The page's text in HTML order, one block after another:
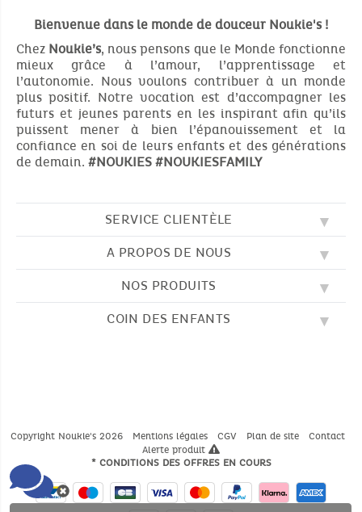
Bienvenue dans le monde de douceur Noukie's !
Chez Noukie’s, nous pensons que le Monde fonctionne
mieux grâce à l’amour, l’apprentissage et
l’autonomie. Nous voulons contribuer à un monde
plus positif. Notre vocation est d’accompagner les
futurs et jeunes parents en les inspirant afin qu’ils
puissent mener à bien l’épanouissement et la
confiance en soi de leurs enfants et des générations
de demain. #NOUKIES #NOUKIESFAMILY
SERVICE CLIENTÈLE
QUESTIONS FRÉQUENTES (FAQ)
CONTACTEZ-NOUS
CGV
A PROPOS DE NOUS
NOS VALEURS
NOTRE HISTOIRE
NOS PRODUITS
BRODERIE
COIN DES ENFANTS
Copyright Noukie's 2026 Mentions légales CGV Plan de site
Contact
Alerte produit
* CONDITIONS DES OFFRES EN COURS